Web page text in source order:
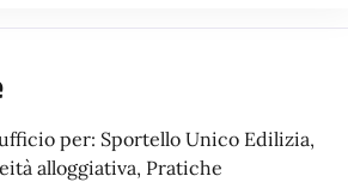
per: Sportello Unico Edilizia,
alloggiativa, Pratiche